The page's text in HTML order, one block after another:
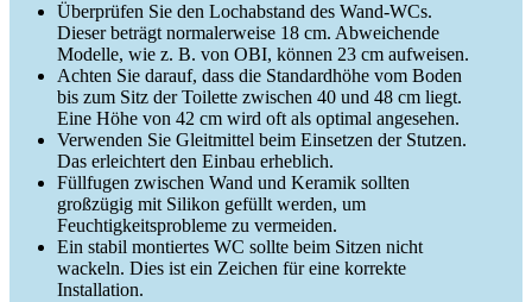
Überprüfen Sie den Lochabstand des Wand-WCs.
Dieser beträgt normalerweise 18 cm. Abweichende
Modelle, wie z. B. von OBI, können 23 cm aufweisen.
Achten Sie darauf, dass die Standardhöhe vom Boden
bis zum Sitz der Toilette zwischen 40 und 48 cm liegt.
Eine Höhe von 42 cm wird oft als optimal angesehen.
Verwenden Sie Gleitmittel beim Einsetzen der Stutzen.
Das erleichtert den Einbau erheblich.
Füllfugen zwischen Wand und Keramik sollten
großzügig mit Silikon gefüllt werden, um
Feuchtigkeitsprobleme zu vermeiden.
Ein stabil montiertes WC sollte beim Sitzen nicht
wackeln. Dies ist ein Zeichen für eine korrekte
Installation.